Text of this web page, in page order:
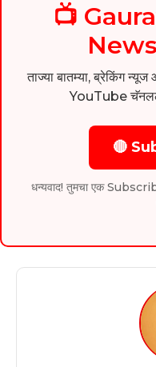
📺
ताज्या बातम्या, ब्रेकिंग
YouTube
🔴
धन्यवाद! तुमचा एक Subscribe